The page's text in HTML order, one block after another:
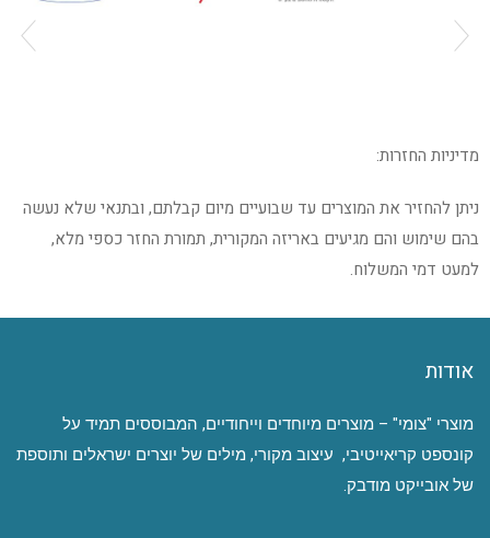
מדיניות החזרות:
ניתן להחזיר את המוצרים עד שבועיים מיום קבלתם, ובתנאי שלא נעשה
בהם שימוש והם מגיעים באריזה המקורית, תמורת החזר כספי מלא,
למעט דמי המשלוח.
אודות
מוצרי "צומי" – מוצרים מיוחדים וייחודיים, המבוססים תמיד על
קונספט קריאייטיבי, עיצוב מקורי, מילים של יוצרים ישראלים ותוספת
של אובייקט מודבק.